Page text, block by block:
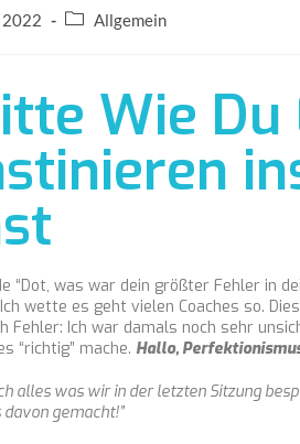
2022 Allgemein
Wie
“Dot, was war dein größter Fehler in
Ich wette es geht vielen Coaches so.
Fehler: Ich war damals noch sehr
“richtig” mache. Hallo,
alles was wir in der letzten Sitzung
davon gemacht!”